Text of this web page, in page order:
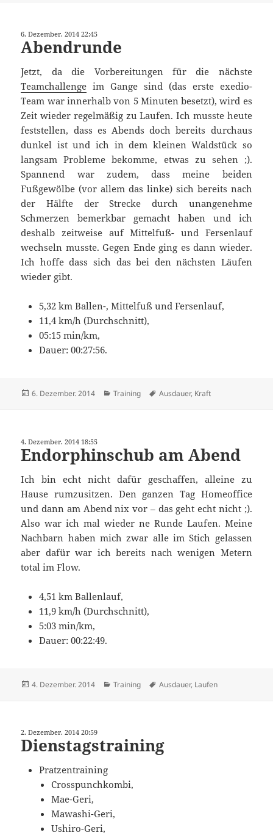
6. Dezember. 2014 22:45
Abendrunde
Jetzt, da die Vorbereitungen für die nächste
Teamchallenge im Gange sind (das erste exedio-
Team war innerhalb von 5 Minuten besetzt), wird es
Zeit wieder regelmäßig zu Laufen. Ich musste heute
feststellen, dass es Abends doch bereits durchaus
dunkel ist und ich in dem kleinen Waldstück so
langsam Probleme bekomme, etwas zu sehen ;).
Spannend war zudem, dass meine beiden
Fußgewölbe (vor allem das linke) sich bereits nach
der Hälfte der Strecke durch unangenehme
Schmerzen bemerkbar gemacht haben und ich
deshalb zeitweise auf Mittelfuß- und Fersenlauf
wechseln musste. Gegen Ende ging es dann wieder.
Ich hoffe dass sich das bei den nächsten Läufen
wieder gibt.
5,32 km Ballen-, Mittelfuß und Fersenlauf,
11,4 km/h (Durchschnitt),
05:15 min/km,
Dauer: 00:27:56.
Veröffentlicht
6. Dezember. 2014 Kategorien
Training Schlagwörter
Ausdauer, Kraft
4. Dezember. 2014 18:55
Endorphinschub am Abend
Ich bin echt nicht dafür geschaffen, alleine zu
Hause rumzusitzen. Den ganzen Tag Homeoffice
und dann am Abend nix vor – das geht echt nicht ;).
Also war ich mal wieder ne Runde Laufen. Meine
Nachbarn haben mich zwar alle im Stich gelassen
aber dafür war ich bereits nach wenigen Metern
total im Flow.
4,51 km Ballenlauf,
11,9 km/h (Durchschnitt),
5:03 min/km,
Dauer: 00:22:49.
Veröffentlicht
4. Dezember. 2014 Kategorien
Training Schlagwörter
Ausdauer, Laufen
2. Dezember. 2014 20:59
Dienstagstraining
Pratzentraining
Crosspunchkombi,
Mae-Geri,
Mawashi-Geri,
Ushiro-Geri,